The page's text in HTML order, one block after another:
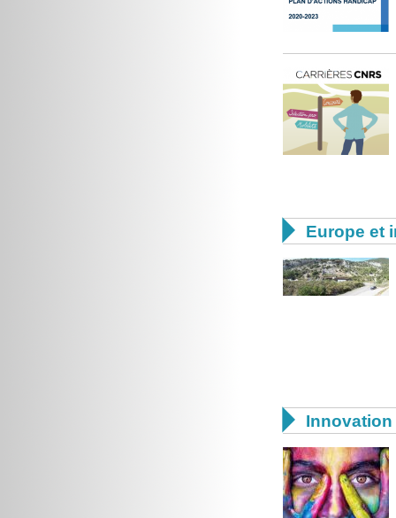
 Europe et
